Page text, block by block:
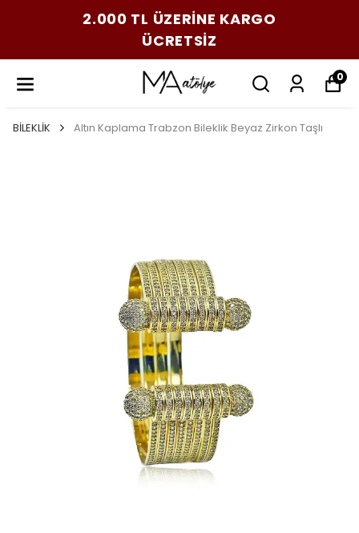
2.000 TL ÜZERİNE KARGO
ÜCRETSİZ
0
BİLEKLİK Altın Kaplama Trabzon Bileklik Beyaz Zirkon Taşlı